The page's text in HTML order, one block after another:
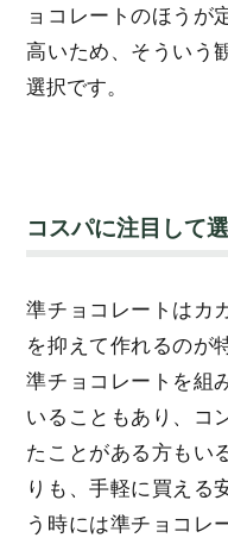
ョコレートのほうが
高いため、そういう
選択です。
コスパに注目して
準チョコレートはカ
を抑えて作れるのが
準チョコレートを組
いることもあり、コ
たことがある方もい
りも、手軽に買える
う時には準チョコレ